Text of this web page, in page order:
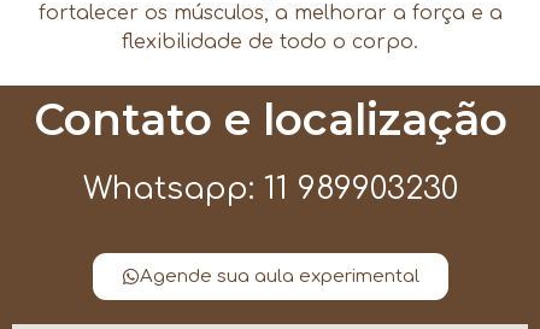
fortalecer os músculos, a melhorar a força e a
flexibilidade de todo o corpo.
Contato e localização
Whatsapp: 11 989903230
Agende sua aula experimental